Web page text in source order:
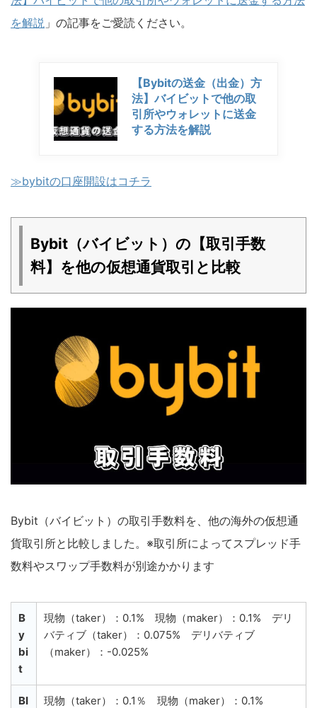
を解説 」の記事をご愛読ください。
【Bybitの送金（出金）方
法】バイビットで他の取
引所やウォレットに送金
する方法を解説
≫bybitの口座開設はコチラ
Bybit（バイビット）の【取引手数
料】を他の仮想通貨取引と比較
Bybit（バイビット）の取引手数料を、他の海外の仮想通
貨取引所と比較しました。※取引所によってスプレッド手
数料やスワップ手数料が別途かかります
B
y
bi
t
現物（taker）：0.1% 現物（maker）：0.1% デリ
バティブ（taker）：0.075% デリバティブ
（maker）：-0.025%
BI
現物（taker）：0.1％ 現物（maker）：0.1%